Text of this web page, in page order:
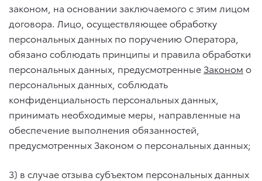
законом, на основании заключаемого с этим лицом
договора. Лицо, осуществляющее обработку
персональных данных по поручению Оператора,
обязано соблюдать принципы и правила обработки
персональных данных, предусмотренные Законом о
персональных данных, соблюдать
конфиденциальность персональных данных,
принимать необходимые меры, направленные на
обеспечение выполнения обязанностей,
предусмотренных Законом о персональных данных;
3) в случае отзыва субъектом персональных данных